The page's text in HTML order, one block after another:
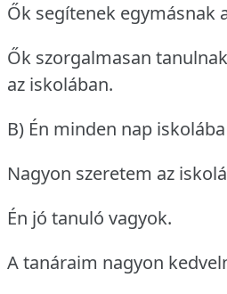
Ők segítenek egymásnak
Ők szorgalmasan
az iskolában.
B) Én minden nap
Nagyon szeretem az
Én jó tanuló vagyok.
A tanáraim nagyon